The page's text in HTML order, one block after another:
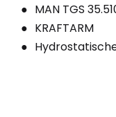
MAN TGS
KRAFTARM